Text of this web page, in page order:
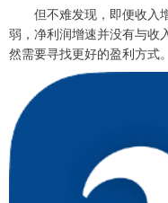
但不难发现，即便收入
弱，净利润增速并没有与收
然需要寻找更好的盈利方式。